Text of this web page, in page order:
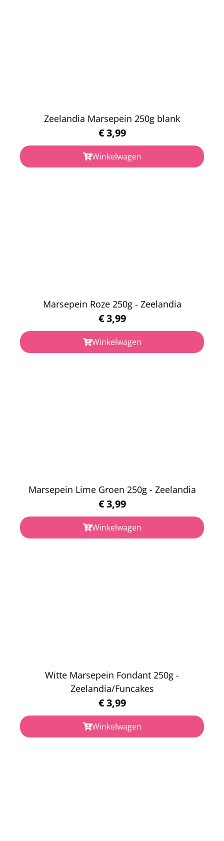
Zeelandia Marsepein 250g blank
€3,99
Winkelwagen
Marsepein Roze 250g - Zeelandia
€3,99
Winkelwagen
Marsepein Lime Groen 250g - Zeelandia
€3,99
Winkelwagen
Witte Marsepein Fondant 250g -
Zeelandia/Funcakes
€3,99
Winkelwagen